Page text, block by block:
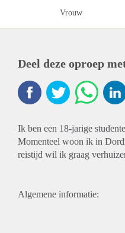
Vrouw
Deel deze oproep
Ik ben een 18-jarige
Momenteel woon ik in
reistijd wil ik graag
Algemene informatie: